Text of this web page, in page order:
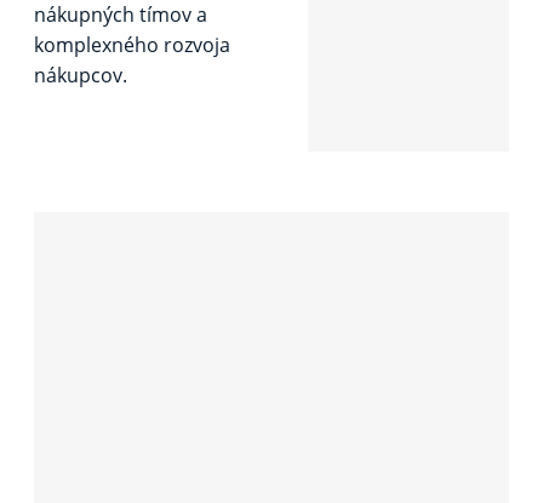
nákupných tímov a
komplexného rozvoja
nákupcov.